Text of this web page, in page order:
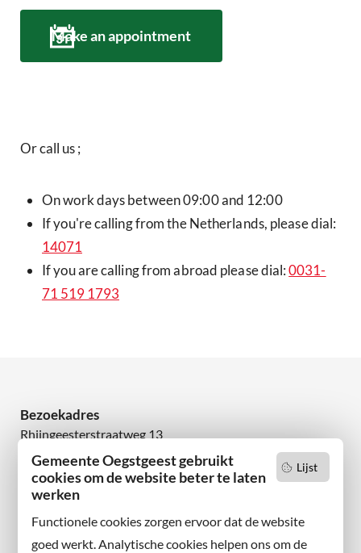
Lijst
Gemeente Oegstgeest gebruikt
cookies om de website beter te laten
werken
Functionele cookies zorgen ervoor dat de website
goed werkt. Analytische cookies helpen ons om de
Make an appointment
Or call us ;
On work days between 09:00 and 12:00
If you're calling from the Netherlands, please dial:
14071
If you are calling from abroad please dial:0031-
71 519 1793
Bezoekadres
Rhijngeesterstraatweg 13
2342 AN Oegstgeest
Wilt u niets missen?
en volg ons ook op sociale media.